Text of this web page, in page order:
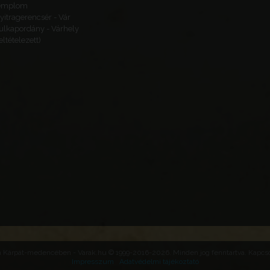
- Vár
- Várhely
Impresszum
Adatvédelmi tájékoztató